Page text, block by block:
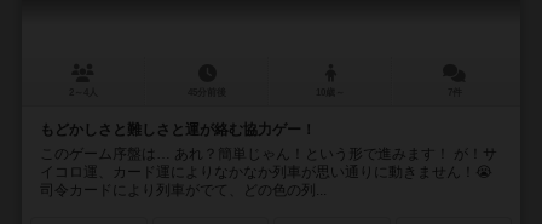
もどかしさと難しさと運が絡む協力ゲー！
このゲーム序盤は… あれ？簡単じゃん！という形で進みます！ が！サ
イコロ運、カード運によりなかなか列車が思い通りに動きません！😭
司令カードにより列車がでて、どの色の列...